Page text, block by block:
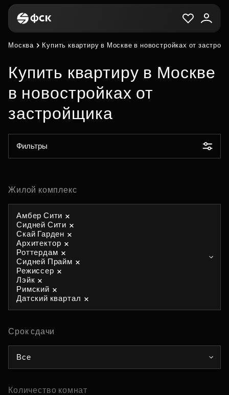
Москва Купить квартиру в Москве в новостройках от
Купить квартиру в Москве
в новостройках от
застройщика
Фильтры
Жилой комплекс
Амбер Сити
Сидней Сити
Скай Гарден
Архитектор
Роттердам
Сидней Прайм
Режиссер
Лэйк
Римский
Датский квартал
Срок сдачи
Все
Количество комнат